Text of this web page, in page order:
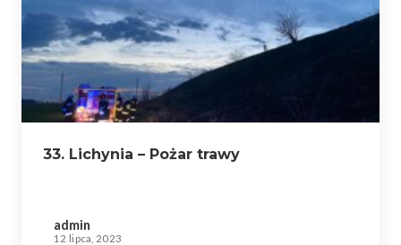
33. Lichynia – Pożar trawy
admin
12 lipca, 2023